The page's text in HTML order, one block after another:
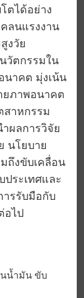
ตได้อย่าง
ลนแรงงาน
งวัย
วัตกรรมใน
นาคต มุ่งเน้น
ยภาพอนาคต
สาหกรรม
ผลการวิจัย
นโยบาย
ถึงขับเคลื่อน
ประเทศและ
ารรับมือกับ
อไป
น้ำมัน ขับ